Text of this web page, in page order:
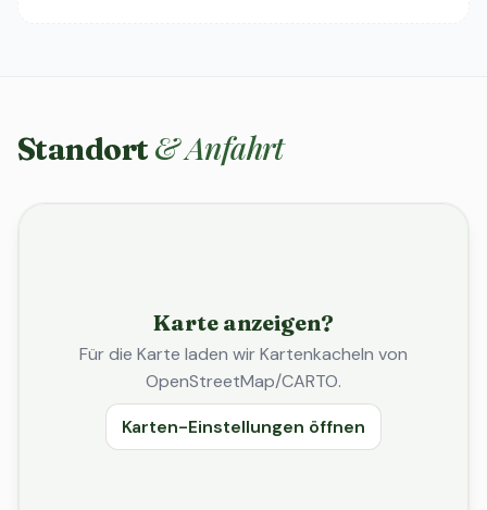
Standort & Anfahrt
Karte anzeigen?
Für die Karte laden wir Kartenkacheln von
OpenStreetMap/CARTO.
Karten-Einstellungen öffnen